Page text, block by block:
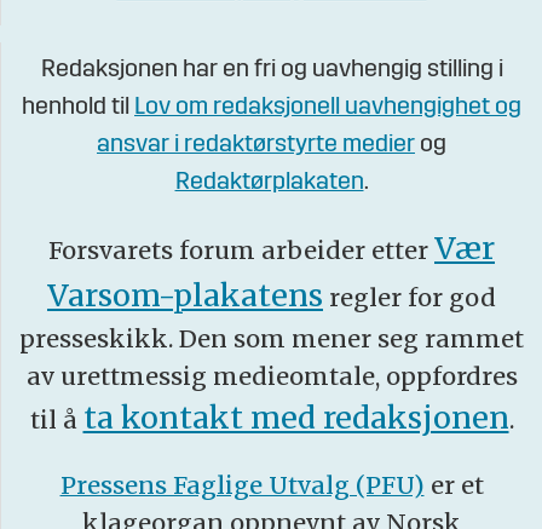
Redaksjonen har en fri og uavhengig stilling i
henhold til Lov om redaksjonell uavhengighet og
ansvar i redaktørstyrte medier og
Redaktørplakaten.
Forsvarets forum arbeider etter Vær
Varsom-plakatens regler for god
presseskikk. Den som mener seg rammet
av urettmessig medieomtale, oppfordres
til å ta kontakt med redaksjonen.
Pressens Faglige Utvalg (PFU) er et
klageorgan oppnevnt av Norsk